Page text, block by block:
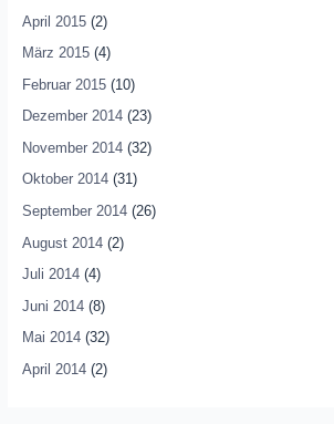
April 2015(2)
März 2015(4)
Februar 2015(10)
Dezember 2014(23)
November 2014(32)
Oktober 2014(31)
September 2014(26)
August 2014(2)
Juli 2014(4)
Juni 2014(8)
Mai 2014(32)
April 2014(2)